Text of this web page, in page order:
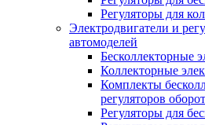
Регуляторы для
Электродвигатели и
автомоделей
Бесколлекторные
Коллекторные
Комплекты
регуляторов
Регуляторы для